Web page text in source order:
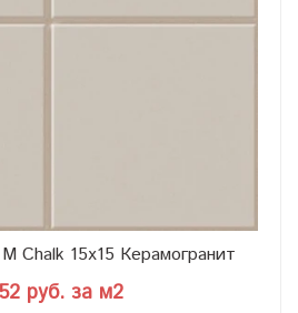
Chalk 15x15 Керамогранит
руб. за м2